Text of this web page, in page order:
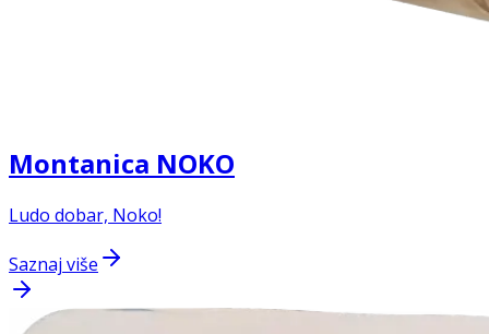
Montanica NOKO
Ludo dobar, Noko!
Saznaj više